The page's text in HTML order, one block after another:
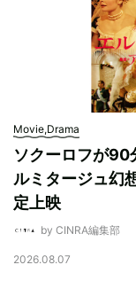
Movie,Drama
ソクーロフが90
ルミタージュ幻
定上映
by CINRA編集部
2026.08.07